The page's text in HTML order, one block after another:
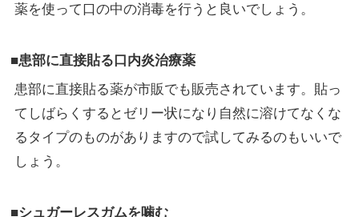
薬を使って口の中の消毒を行うと良いでしょう。
■患部に直接貼る口内炎治療薬
患部に直接貼る薬が市販でも販売されています。貼っ
てしばらくするとゼリー状になり自然に溶けてなくな
るタイプのものがありますので試してみるのもいいで
しょう。
■シュガーレスガムを噛む